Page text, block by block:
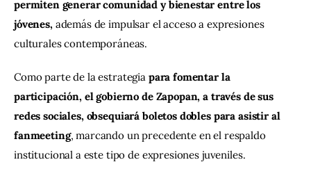
permiten generar comunidad y bienestar entre los
jóvenes, además de impulsar el acceso a expresiones
culturales contemporáneas.
Como parte de la estrategia para fomentar la
participación, el gobierno de Zapopan, a través de sus
redes sociales, obsequiará boletos dobles para asistir al
fanmeeting, marcando un precedente en el respaldo
institucional a este tipo de expresiones juveniles.